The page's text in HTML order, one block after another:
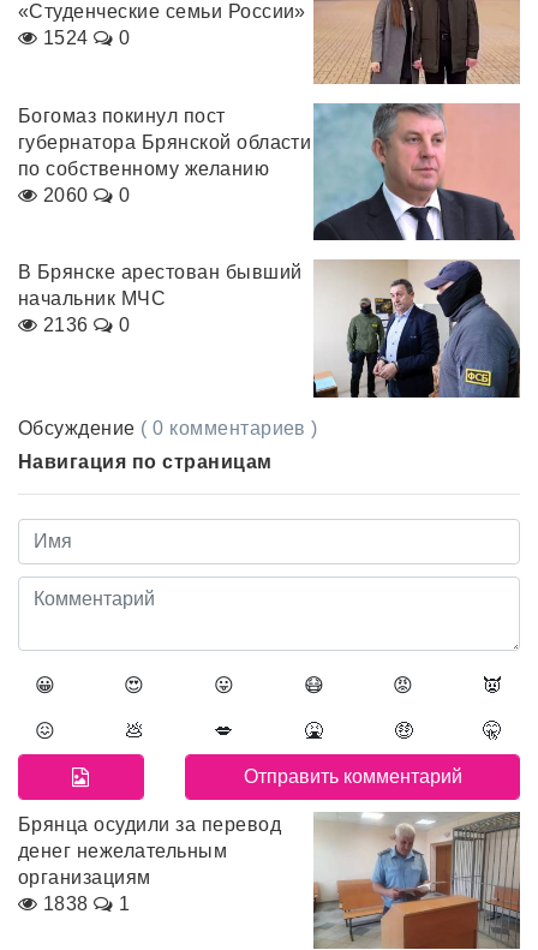
«Студенческие семьи России»
1524
0
Богомаз покинул пост
губернатора Брянской области
по собственному желанию
2060
0
В Брянске арестован бывший
начальник МЧС
2136
0
Обсуждение ( 0 комментариев )
Навигация по страницам
😀 😍 😛 😷 😡 👿
😖 💩 💋 🤮 🤑 🤫
Брянца осудили за перевод
денег нежелательным
организациям
1838
1